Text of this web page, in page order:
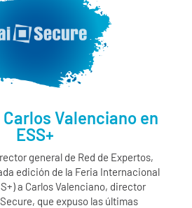
Valenciano en
ESS+
general de Red de Expertos,
edición de la Feria Internacional
a Carlos Valenciano, director
, que expuso las últimas